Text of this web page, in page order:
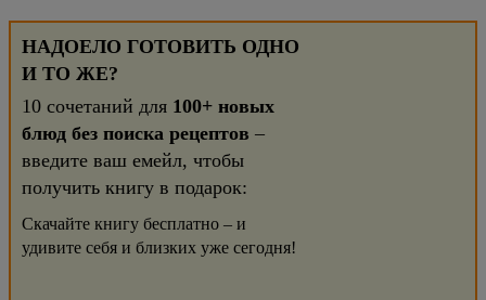
НАДОЕЛО ГОТОВИТЬ ОДНО
И ТО ЖЕ?
10 сочетаний для 100+ новых
блюд без поиска рецептов –
введите ваш емейл, чтобы
получить книгу в подарок:
Скачайте книгу бесплатно – и
удивите себя и близких уже сегодня!